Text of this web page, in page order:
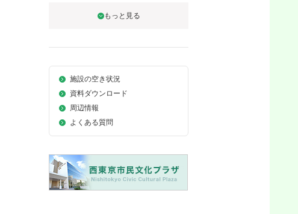
施設の空き状況
資料ダウンロード
周辺情報
よくある質問